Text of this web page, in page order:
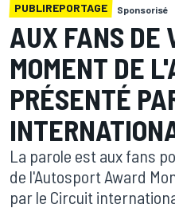
PUBLIREPORTAGE Sponsorisé
AUX FANS DE
MOMENT DE
PRÉSENTÉ
La parole est aux fans
de l'Autosport Award
par le Circuit